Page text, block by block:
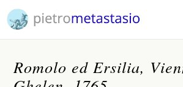
Romolo ed Ersilia,